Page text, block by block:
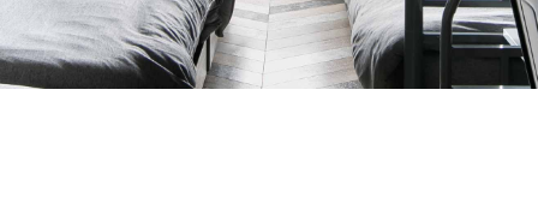
kanayama
osu monzencho